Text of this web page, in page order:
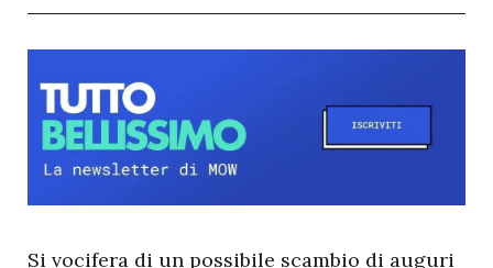
Si vocifera di un possibile scambio di auguri